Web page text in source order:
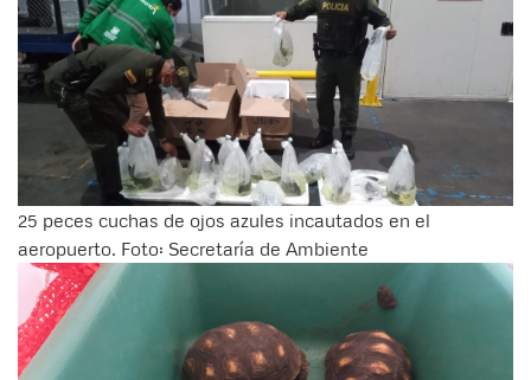
25 peces cuchas de ojos azules incautados en el
aeropuerto. Foto: Secretaría de Ambiente